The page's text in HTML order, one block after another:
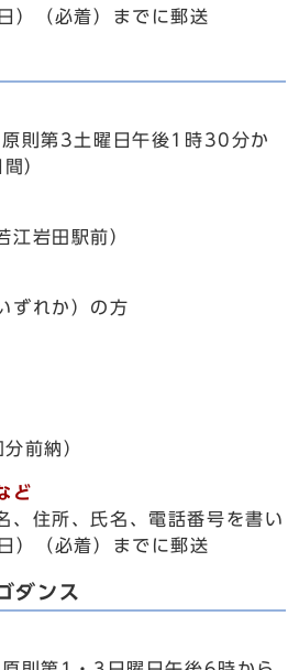
）（必着）までに郵送
則第3土曜日午後1時30分か
）
岩田駅前）
ずれか）の方
前納）
ど
住所、氏名、電話番号を書い
）（必着）までに郵送
ダンス